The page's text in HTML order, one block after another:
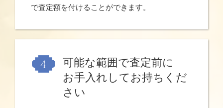
で査定額を付けることができます。
可能な範囲で査定前に
お手入れしてお持ちくだ
さい